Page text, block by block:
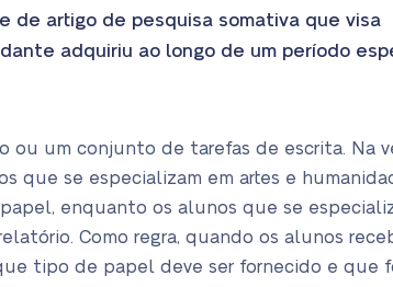
de artigo de pesquisa somativa que visa
adquiriu ao longo de um período
ou um conjunto de tarefas de escrita. Na
que se especializam em artes e
enquanto os alunos que se
Como regra, quando os alunos
tipo de papel deve ser fornecido e que